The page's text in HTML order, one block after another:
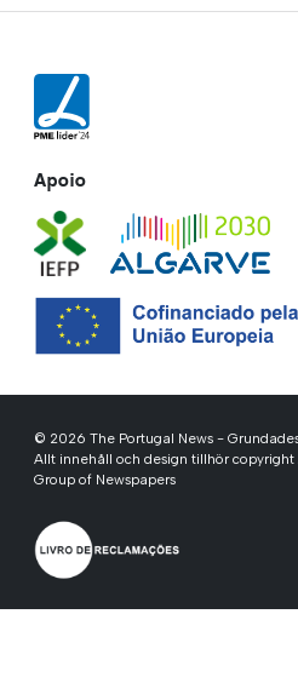
Apoio
© 2026 The Portugal News -
Allt innehåll och design tillhör copyright
Group of Newspapers